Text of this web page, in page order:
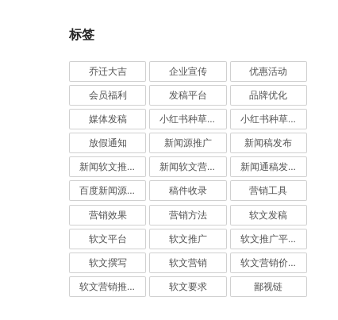
标签
乔迁大吉 企业宣传 优惠活动
会员福利 发稿平台 品牌优化
媒体发稿 小红书种草推广 小红书种草营销
放假通知 新闻源推广 新闻稿发布
新闻软文推广发稿 新闻软文营销推广 新闻通稿发布推广
百度新闻源发布 稿件收录 营销工具
营销效果 营销方法 软文发稿
软文平台 软文推广 软文推广平台
软文撰写 软文营销 软文营销价值
软文营销推广 软文要求 鄙视链